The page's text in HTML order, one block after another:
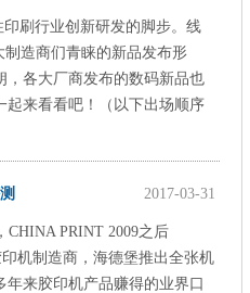
刷行业创新研发的脚步。线
制造商们青睐的新品发布形
，各大厂商发布的数码新品也
起来看看吧！（以下出场顺序
2017-03-31
CHINA PRINT 2009之后
机制造商，海德堡推出全张机
来胶印机产品赚得的业界口